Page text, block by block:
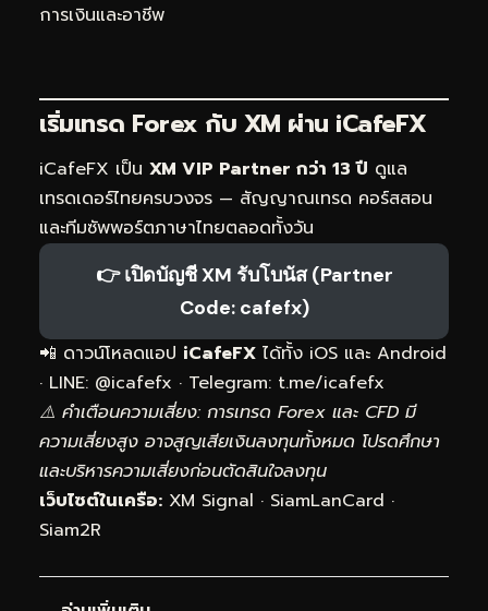
การเงินและอาชีพ
เริ่มเทรด Forex กับ XM ผ่าน iCafeFX
iCafeFX เป็น XM VIP Partner กว่า 13 ปี ดูแล
เทรดเดอร์ไทยครบวงจร — สัญญาณเทรด คอร์สสอน
และทีมซัพพอร์ตภาษาไทยตลอดทั้งวัน
👉 เปิดบัญชี XM รับโบนัส (Partner
Code: cafefx)
📲 ดาวน์โหลดแอป iCafeFX ได้ทั้ง iOS และ Android
· LINE: @icafefx · Telegram: t.me/icafefx
⚠️ คำเตือนความเสี่ยง: การเทรด Forex และ CFD มี
ความเสี่ยงสูง อาจสูญเสียเงินลงทุนทั้งหมด โปรดศึกษา
และบริหารความเสี่ยงก่อนตัดสินใจลงทุน
เว็บไซต์ในเครือ: XM Signal · SiamLanCard ·
Siam2R